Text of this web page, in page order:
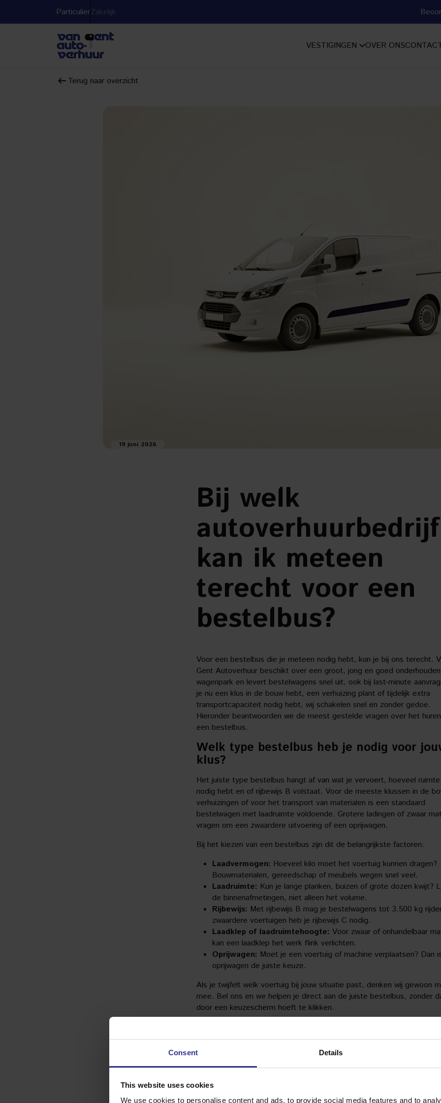
Consent Details
This website uses cookies
We use cookies to personalise content and ads, to provide social media features and to
ParticulierZakelijk
VESTIGINGEN OVER ONS
Terug naar overzicht
19 juni 2026
Bij welk
autoverhuurbedrijf
kan ik meteen
terecht voor een
bestelbus?
Voor een bestelbus die je meteen nodig hebt, kun je bij ons terecht.
Gent Autoverhuur beschikt over een groot, jong en goed onderhouden
wagenpark en levert bestelwagens snel uit, ook bij last-minute
je nu een klus in de bouw hebt, een verhuizing plant of tijdelijk extra
transportcapaciteit nodig hebt, wij schakelen snel en zonder gedoe.
Hieronder beantwoorden we de meest gestelde vragen over het
een bestelbus.
Welk type bestelbus heb je nodig voor
klus?
Het juiste type bestelbus hangt af van wat je vervoert, hoeveel
nodig hebt en of rijbewijs B volstaat. Voor de meeste klussen in de
verhuizingen of voor het transport van materialen is een standaard
bestelwagen met laadruimte voldoende. Grotere ladingen of zwaar
vragen om een zwaardere uitvoering of een oprijwagen.
Bij het kiezen van een bestelbus zijn dit de belangrijkste factoren:
Laadvermogen: Hoeveel kilo moet het voertuig kunnen dragen?
Bouwmaterialen, gereedschap of meubels wegen snel veel.
Laadruimte: Kun je lange planken, buizen of grote dozen kwijt?
de binnenafmetingen, niet alleen het volume.
Rijbewijs: Met rijbewijs B mag je bestelwagens tot 3.500 kg
zwaardere voertuigen heb je rijbewijs C nodig.
Laadklep of laadruimtehoogte: Voor zwaar of onhandelbaar
kan een laadklep het werk flink verlichten.
Oprijwagen: Moet je een voertuig of machine verplaatsen? Dan
oprijwagen de juiste keuze.
Als je twijfelt welk voertuig bij jouw situatie past, denken wij gewoon
mee. Bel ons en we helpen je direct aan de juiste bestelbus, zonder
door een keuzescherm hoeft te klikken.
laten bezorgen?
binnen een paar uur. Wij houden rekening met last-minute aanvragen
beschikken over een ruim wagenpark op onze locaties in Zwijndrecht